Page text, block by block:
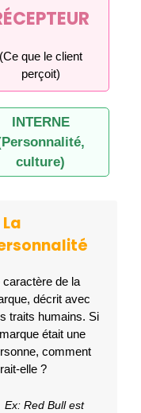
(Ce que le client
perçoit)
INTERNE
culture)
La
caractère de la
décrit avec
traits humains. Si
était une
comment
elle ?
Ex: Red Bull est